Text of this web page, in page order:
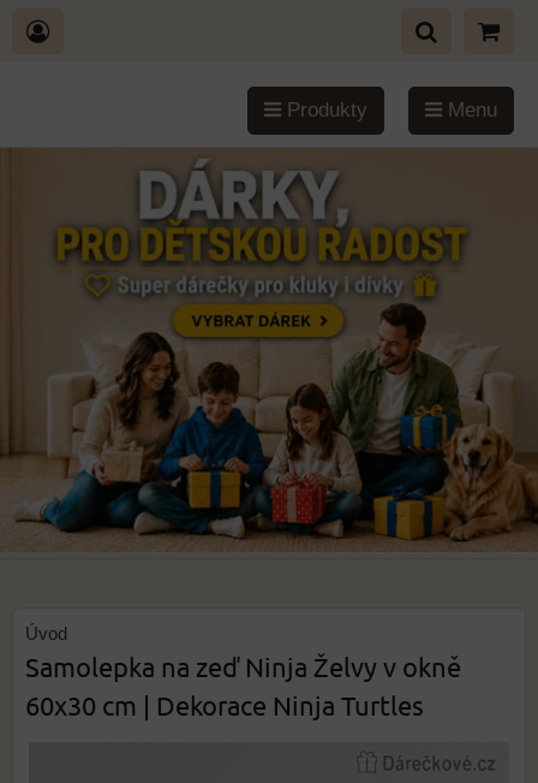
Produkty Menu
Úvod
Samolepka na zeď Ninja Želvy v okně
60x30 cm | Dekorace Ninja Turtles